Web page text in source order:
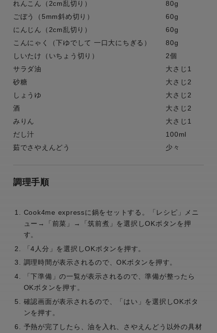
れんこん（2cm乱切り）
80g
ごぼう（5mm斜め切り）
60g
にんじん（2cm乱切り）
60g
こんにゃく（下ゆでして 一口大にちぎる）
80g
しいたけ（いちょう切り）
2個
サラダ油
大さじ1
砂糖
大さじ2
しょうゆ
大さじ2
酒
大さじ2
みりん
大さじ1
だし汁
100ml
茹でさやえんどう
少々
調理手順
Cook4me expressに鍋をセットする。「レシピ」メニ
ュー→「前菜」→「筑前煮」を選択しOKボタンを押
す。
「4人分」を選択しOKボタンを押す。
調理時間が表示されるので、OKボタンを押す。
「下準備」の一覧が表示されるので、準備が整ったら
OKボタンを押す。
確認画面が表示されるので、「はい」を選択しOKボタ
ンを押す。
予熱が完了したら、油を入れ、さやえんどう以外の具材